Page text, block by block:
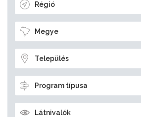
Régió
Megye
Település
Program típusa
Látnivalók